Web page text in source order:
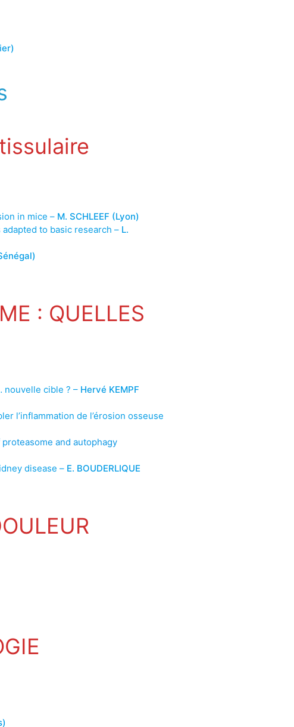
in mice – M. SCHLEEF (Lyon)
to basic research – L.
: QUELLES
nouvelle cible ? – Hervé KEMPF
l’inflammation de l’érosion osseuse
and autophagy
disease – E. BOUDERLIQUE